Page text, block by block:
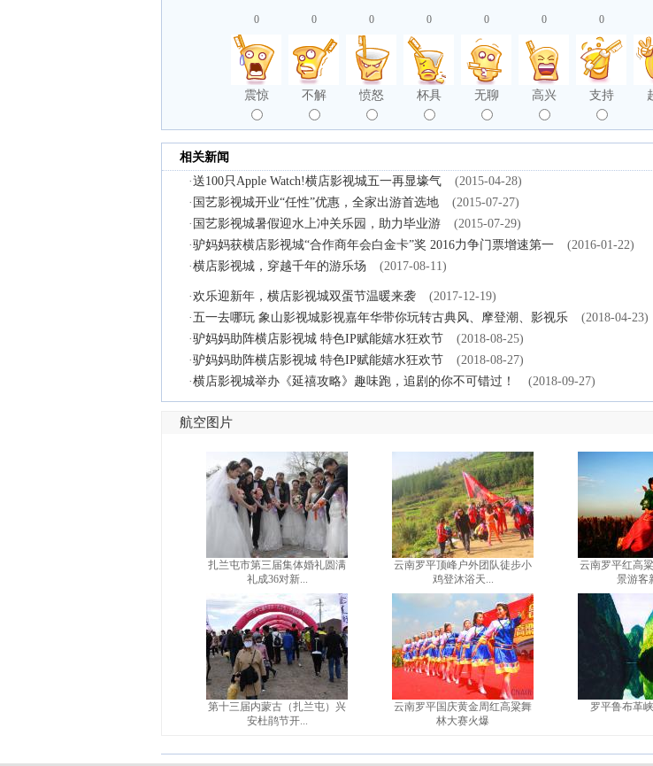
0
震惊
0
不解
0
愤怒
0
杯具
0
无聊
0
高兴
0
支持
相关新闻
·送100只Apple Watch!横店影视城五一再显壕气
(2015-04-28)
· 国艺影视城开业“任性”优惠，全家出游首选地
(2015-07-27)
· 国艺影视城暑假迎水上冲关乐园，助力毕业游
(2015-07-29)
·驴妈妈获横店影视城“合作商年会白金卡”奖 2016力争门票增速第一
(2016-01-22)
·横店影视城，穿越千年的游乐场 (2017-08-11)
·欢乐迎新年，横店影视城双蛋节温暖来袭
(2017-12-19)
·五一去哪玩 象山影视城影视嘉年华带你玩转古典风、摩登潮、影视乐
(2018-04-23)
·驴妈妈助阵横店影视城 特色IP赋能嬉水狂欢节
(2018-08-25)
·驴妈妈助阵横店影视城 特色IP赋能嬉水狂欢节
(2018-08-27)
·横店影视城举办《延禧攻略》趣味跑，追剧的你不可错过！ (2018-09-27)
航空图片
扎兰屯市第三届集体婚礼圆满
礼成36对新...
第十三届内蒙古（扎兰屯）兴
安杜鹃节开...
云南罗平顶峰户外团队徒步小
鸡登沐浴天...
云南罗平国庆黄金周红高粱舞
林大赛火爆
云南罗平红高
景游客
罗平鲁布革